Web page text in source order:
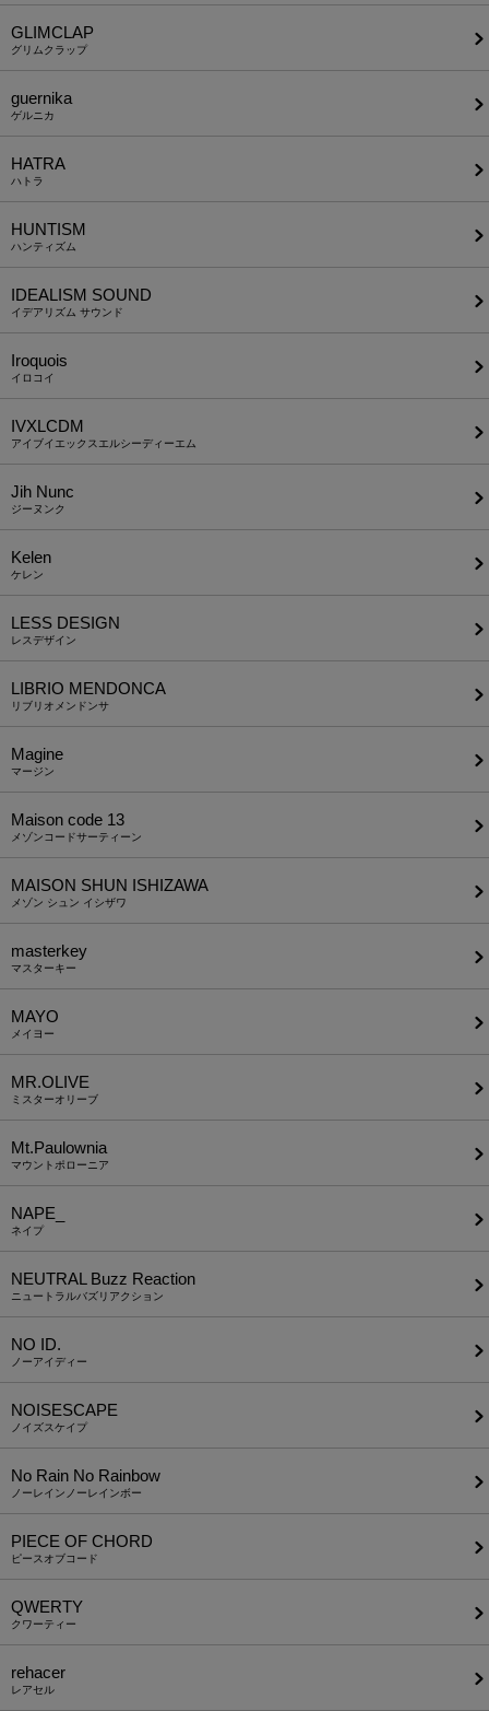
GLIMCLAP
グリムクラップ
guernika
ゲルニカ
HATRA
ハトラ
HUNTISM
ハンティズム
IDEALISM SOUND
イデアリズム サウンド
Iroquois
イロコイ
IVXLCDM
アイブイエックスエルシーディーエム
Jih Nunc
ジーヌンク
Kelen
ケレン
LESS DESIGN
レスデザイン
LIBRIO MENDONCA
リブリオメンドンサ
Magine
マージン
Maison code 13
メゾンコードサーティーン
MAISON SHUN ISHIZAWA
メゾン シュン イシザワ
masterkey
マスターキー
MAYO
メイヨー
MR.OLIVE
ミスターオリーブ
Mt.Paulownia
マウントポローニア
NAPE_
ネイプ
NEUTRAL Buzz Reaction
ニュートラルバズリアクション
NO ID.
ノーアイディー
NOISESCAPE
ノイズスケイプ
No Rain No Rainbow
ノーレインノーレインボー
PIECE OF CHORD
ピースオブコード
QWERTY
クワーティー
rehacer
レアセル